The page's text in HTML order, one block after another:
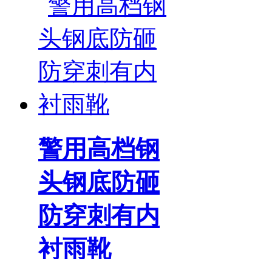
警用高档钢
头钢底防砸
防穿刺有内
衬雨靴